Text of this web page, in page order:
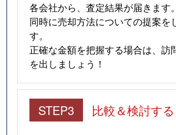
各会社から、査定結果が届きます。
同時に売却方法についての提案を
す。
正確な金額を把握する場合は、訪
を出しましょう！
STEP3 比較＆検討する